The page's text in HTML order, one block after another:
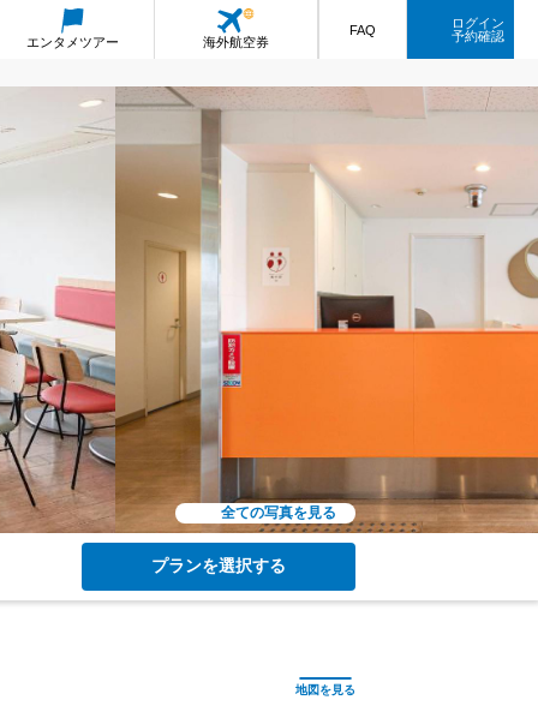
エンタメツアー 海外航空券
FAQ
ログイン
予約確認
全ての写真を見る
プランを選択する